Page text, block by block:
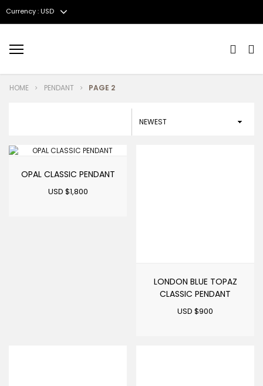
Currency : USD
Menu
HOME PENDANT PAGE 2
OPAL CLASSIC PENDANT
USD $1,800
LONDON BLUE TOPAZ
CLASSIC PENDANT
USD $900